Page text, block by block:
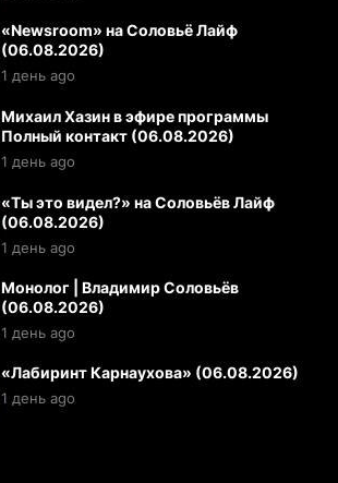
«Newsroom» на Соловьё Лайф
(06.08.2026)
1 день ago
Михаил Хазин в эфире программы
Полный контакт (06.08.2026)
1 день ago
«Ты это видел?» на Соловьёв Лайф
(06.08.2026)
1 день ago
Монолог | Владимир Соловьёв
(06.08.2026)
1 день ago
«Лабиринт Карнаухова» (06.08.2026)
1 день ago